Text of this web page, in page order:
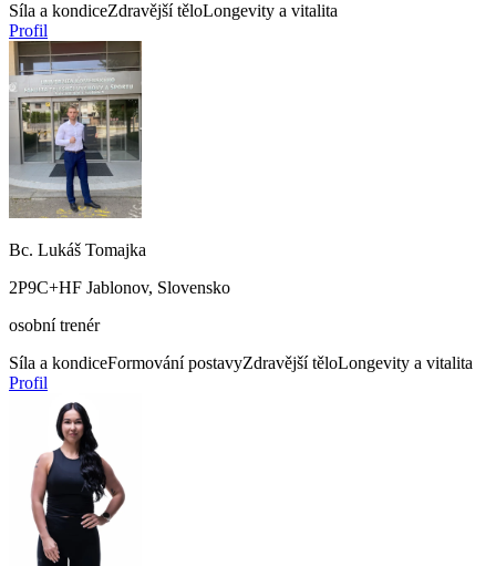
Síla a kondiceZdravější těloLongevity a vitalita
Profil
Bc. Lukáš Tomajka
2P9C+HF Jablonov, Slovensko
osobní trenér
Síla a kondiceFormování postavyZdravější těloLongevity a vitalita
Profil